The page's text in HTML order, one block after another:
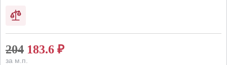
204 183.6 ₽
за м.п.